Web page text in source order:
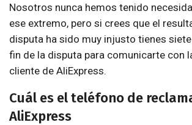
Nosotros nunca hemos tenido
ese extremo, pero si crees que el
disputa ha sido muy injusto tienes
fin de la disputa para comunicarte con
cliente de AliExpress.
Cuál es el teléfono de
AliExpress